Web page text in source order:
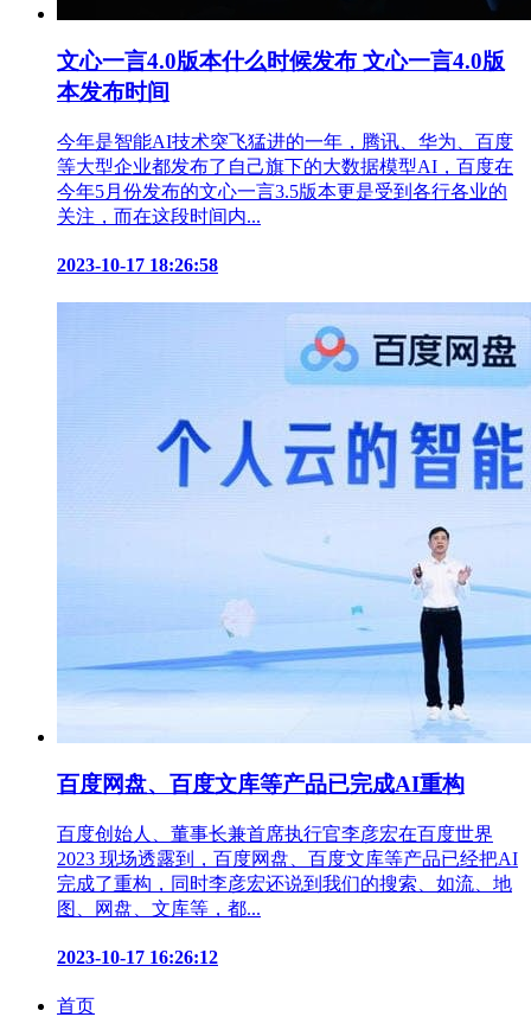
文心一言4.0版本什么时候发布 文心一言4.0版
本发布时间
今年是智能AI技术突飞猛进的一年，腾讯、华为、百度
等大型企业都发布了自己旗下的大数据模型AI，百度在
今年5月份发布的文心一言3.5版本更是受到各行各业的
关注，而在这段时间内...
2023-10-17 18:26:58
百度网盘、百度文库等产品已完成AI重构
百度创始人、董事长兼首席执行官李彦宏在百度世界
2023 现场透露到，百度网盘、百度文库等产品已经把AI
完成了重构，同时李彦宏还说到我们的搜索、如流、地
图、网盘、文库等，都...
2023-10-17 16:26:12
首页